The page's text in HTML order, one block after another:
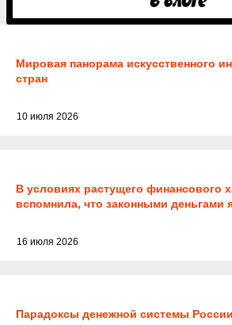
Мировая панорама искусственного
стран
10 июля 2026
В условиях растущего финансового
вспомнила, что законными деньгами
16 июля 2026
Парадоксы денежной системы России